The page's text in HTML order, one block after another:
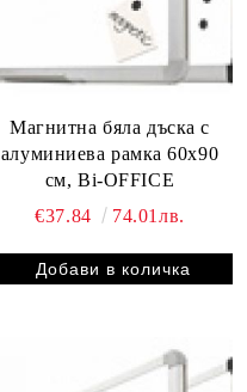
Магнитна бяла дъска с
алуминиева рамка 60х90
см, Bi-OFFICE
€37.84
74.01лв.